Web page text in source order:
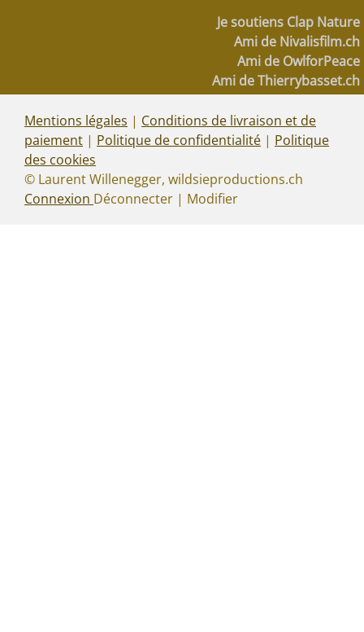
Je soutiens Clap Nature
Ami de Nivalisfilm.ch
Ami de OwlforPeace
Ami de Thierrybasset.ch
Mentions légales | Conditions de livraison et de
paiement | Politique de confidentialité | Politique
des cookies
© Laurent Willenegger, wildsieproductions.ch
Connexion Déconnecter | Modifier